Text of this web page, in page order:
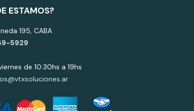
ESTAMOS?
195, CABA
5929
de 10:30hs a 19hs